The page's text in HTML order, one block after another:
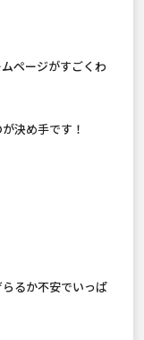
ページがすごくわ
決め手です！
るか不安でいっぱ